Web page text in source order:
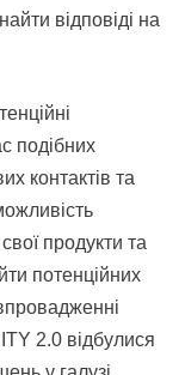
відповіді на
подібних
контактів та
продукти та
потенційних
2.0 відбулися